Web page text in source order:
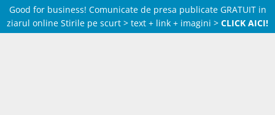
Good for business! Comunicate de presa publicate GRATUIT in
ziarul online Stirile pe scurt > text + link + imagini > CLICK AICI!